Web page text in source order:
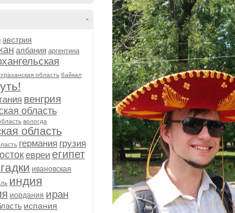
-
австрия
албания аргентина
область байкал
венгрия
область
вологда
область
германия грузия
евреиегипет
ивановская
индия
иордания иран
испания